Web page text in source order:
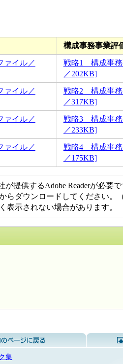
構成事務事業評
ァイル／
戦略1 構成事務
／202KB]
ァイル／
戦略2 構成事務
／317KB]
ァイル／
戦略3 構成事務
／233KB]
ァイル／
戦略4 構成事務
／175KB]
提供するAdobe Readerが必要で
らダウンロードしてください。
表示されない場合があります。
前のペー
集